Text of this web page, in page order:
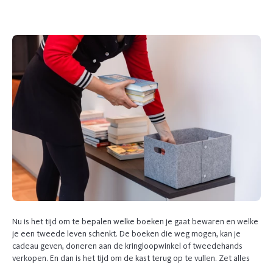
Nu is het tijd om te bepalen welke boeken je gaat bewaren en welke
je een tweede leven schenkt. De boeken die weg mogen, kan je
cadeau geven, doneren aan de kringloopwinkel of tweedehands
verkopen. En dan is het tijd om de kast terug op te vullen. Zet alles